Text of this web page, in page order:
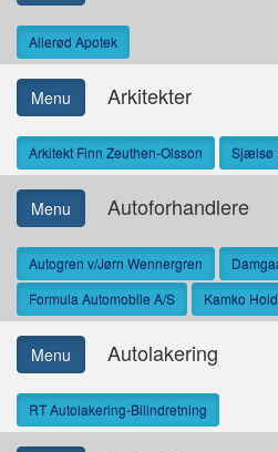
Allerød Apotek
Menu Arkitekter
Arkitekt Finn Zeuthen-Olsson Sjælsø
Menu Autoforhandlere
Autogren v/Jørn Wennergren
Formula Automobile A/S
Kamko
Menu Autolakering
RT Autolakering-Bilindretning